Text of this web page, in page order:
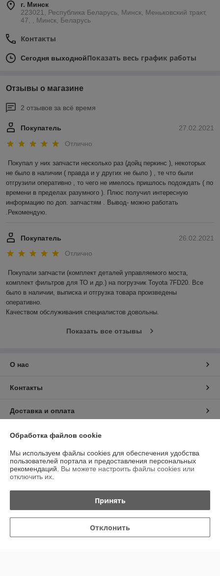
г. Минск
223021, Республика Беларусь, Минск, Меньковский тракт,
47, , Минск, Беларусь
Контакты
Сегодня выходнойПоказать весь график работы
Отзывы о магазине
2 отзывов за всё время
27.02.2021
Покупатель
Отлично
Покупал у них запчасти несколько раз (дойц перкинс ), некоторых
не было в наличии ( правда и у других не было ) , те что были
отгрузили оперативно , то чего не имелось пришлось подождать ( по
времени в пределах разумного ). Плюс получил интересную
информацию по доп. запчастям . Вывод- можно работать
.Рекомендую.
26.02.2021
Покупатель
Отлично
Покупали запчасти (комплект деталей управляемого моста,
комплект фильтров для ТО и др.) на погрузчик Toyota 7FD20. Все
было в наличии, выписка и отгрузка товара произведены
оперативно.
Качеством обслуживания специалистов довольны.
Показать все отзывы
О нас
Контакты
Доставка и оплата
График работы
Полная версия сайта
Политика обработки cookies
Сайт создан на платформе Deal.by
Обработка файлов cookie
Мы используем файлы cookies для обеспечения удобства
пользователей портала и предоставления персональных
рекомендаций. Вы можете настроить файлы cookies или
отключить их.
Принять
Отклонить